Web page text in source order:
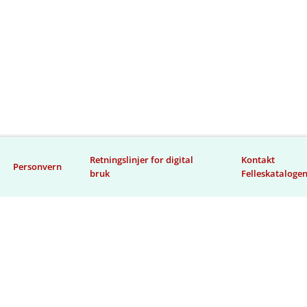
Personvern
Retningslinjer for digital
bruk
Kontakt
Felleskatalogen